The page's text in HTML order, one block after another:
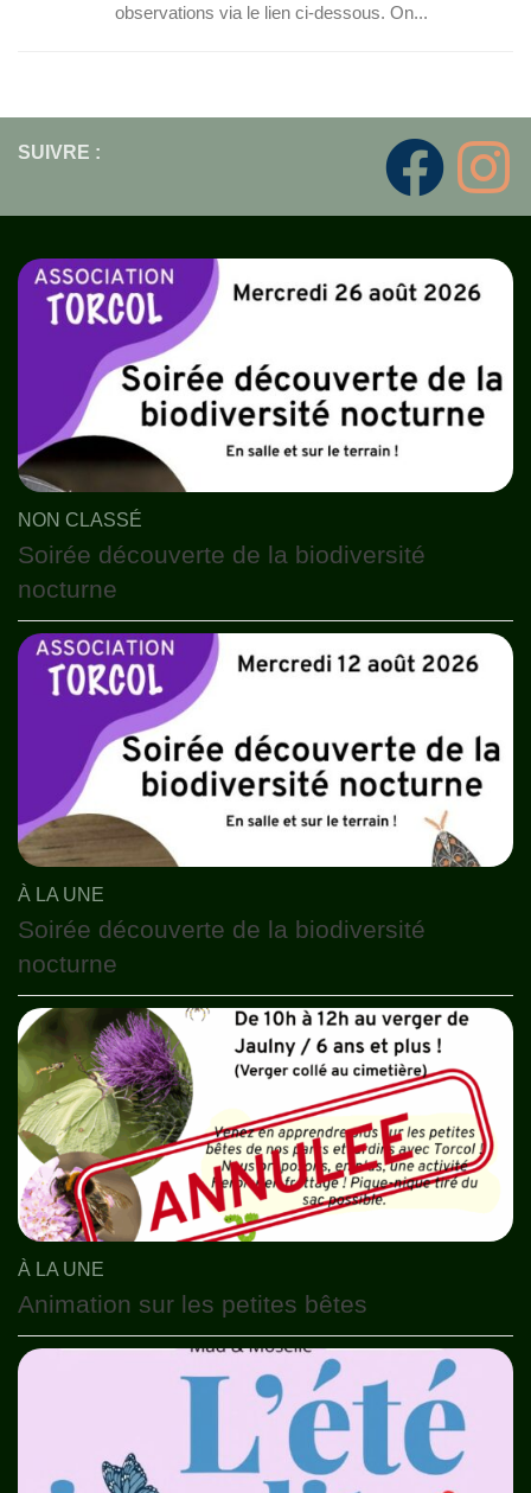
observations via le lien ci-dessous. On...
SUIVRE :
NON CLASSÉ
Soirée découverte de la biodiversité
nocturne
À LA UNE
Soirée découverte de la biodiversité
nocturne
À LA UNE
Animation sur les petites bêtes